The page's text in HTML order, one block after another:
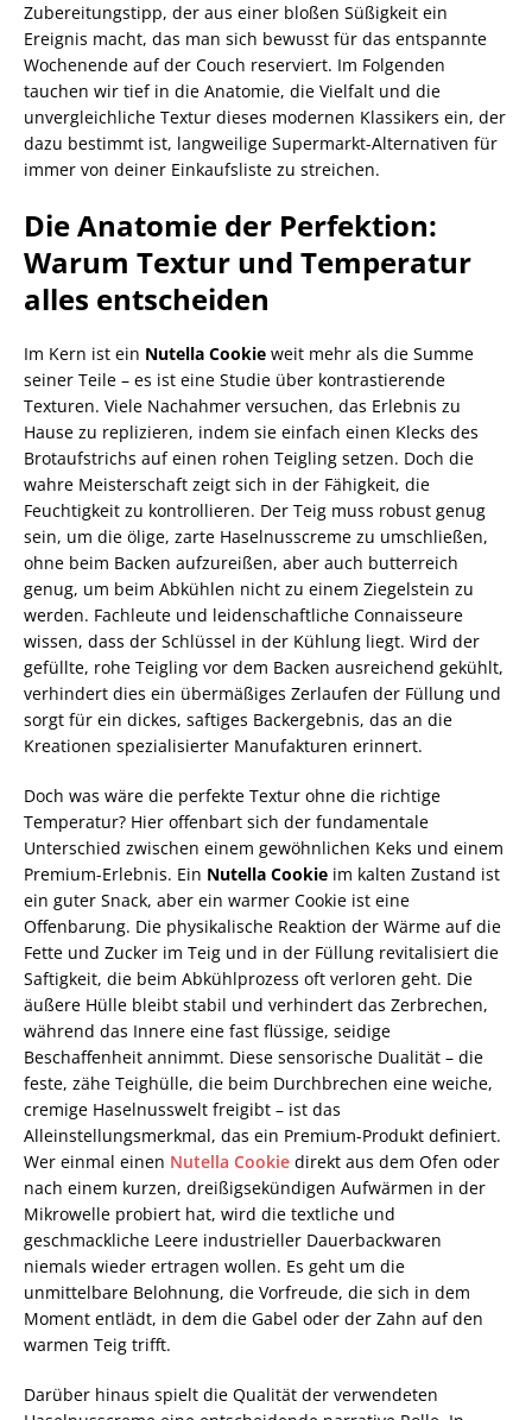
Zubereitungstipp, der aus einer bloßen Süßigkeit ein
Ereignis macht, das man sich bewusst für das entspannte
Wochenende auf der Couch reserviert. Im Folgenden
tauchen wir tief in die Anatomie, die Vielfalt und die
unvergleichliche Textur dieses modernen Klassikers ein, der
dazu bestimmt ist, langweilige Supermarkt-Alternativen für
immer von deiner Einkaufsliste zu streichen.
Die Anatomie der Perfektion:
Warum Textur und Temperatur
alles entscheiden
Im Kern ist ein Nutella Cookie weit mehr als die Summe
seiner Teile – es ist eine Studie über kontrastierende
Texturen. Viele Nachahmer versuchen, das Erlebnis zu
Hause zu replizieren, indem sie einfach einen Klecks des
Brotaufstrichs auf einen rohen Teigling setzen. Doch die
wahre Meisterschaft zeigt sich in der Fähigkeit, die
Feuchtigkeit zu kontrollieren. Der Teig muss robust genug
sein, um die ölige, zarte Haselnusscreme zu umschließen,
ohne beim Backen aufzureißen, aber auch butterreich
genug, um beim Abkühlen nicht zu einem Ziegelstein zu
werden. Fachleute und leidenschaftliche Connaisseure
wissen, dass der Schlüssel in der Kühlung liegt. Wird der
gefüllte, rohe Teigling vor dem Backen ausreichend gekühlt,
verhindert dies ein übermäßiges Zerlaufen der Füllung und
sorgt für ein dickes, saftiges Backergebnis, das an die
Kreationen spezialisierter Manufakturen erinnert.
Doch was wäre die perfekte Textur ohne die richtige
Temperatur? Hier offenbart sich der fundamentale
Unterschied zwischen einem gewöhnlichen Keks und einem
Premium-Erlebnis. Ein Nutella Cookie im kalten Zustand ist
ein guter Snack, aber ein warmer Cookie ist eine
Offenbarung. Die physikalische Reaktion der Wärme auf die
Fette und Zucker im Teig und in der Füllung revitalisiert die
Saftigkeit, die beim Abkühlprozess oft verloren geht. Die
äußere Hülle bleibt stabil und verhindert das Zerbrechen,
während das Innere eine fast flüssige, seidige
Beschaffenheit annimmt. Diese sensorische Dualität – die
feste, zähe Teighülle, die beim Durchbrechen eine weiche,
cremige Haselnusswelt freigibt – ist das
Alleinstellungsmerkmal, das ein Premium-Produkt definiert.
Wer einmal einen Nutella Cookie direkt aus dem Ofen oder
nach einem kurzen, dreißigsekündigen Aufwärmen in der
Mikrowelle probiert hat, wird die textliche und
geschmackliche Leere industrieller Dauerbackwaren
niemals wieder ertragen wollen. Es geht um die
unmittelbare Belohnung, die Vorfreude, die sich in dem
Moment entlädt, in dem die Gabel oder der Zahn auf den
warmen Teig trifft.
Darüber hinaus spielt die Qualität der verwendeten